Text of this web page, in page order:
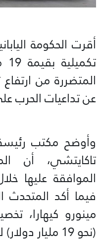
أقرت الحكومة
المتضررة من
عن تداعيات الحرب
وأوضح مكتب رئيسة
تاكايتشي، أن
الموافقة عليها
فيما أكد
(نحو 19 مليار دولار) لهذا الغرض.